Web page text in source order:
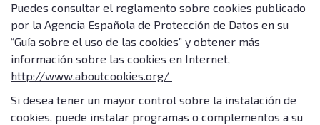
Puedes consultar el reglamento sobre cookies publicado
por la Agencia Española de Protección de Datos en su
“Guía sobre el uso de las cookies” y obtener más
información sobre las cookies en Internet,
http://www.aboutcookies.org/
Si desea tener un mayor control sobre la instalación de
cookies, puede instalar programas o complementos a su